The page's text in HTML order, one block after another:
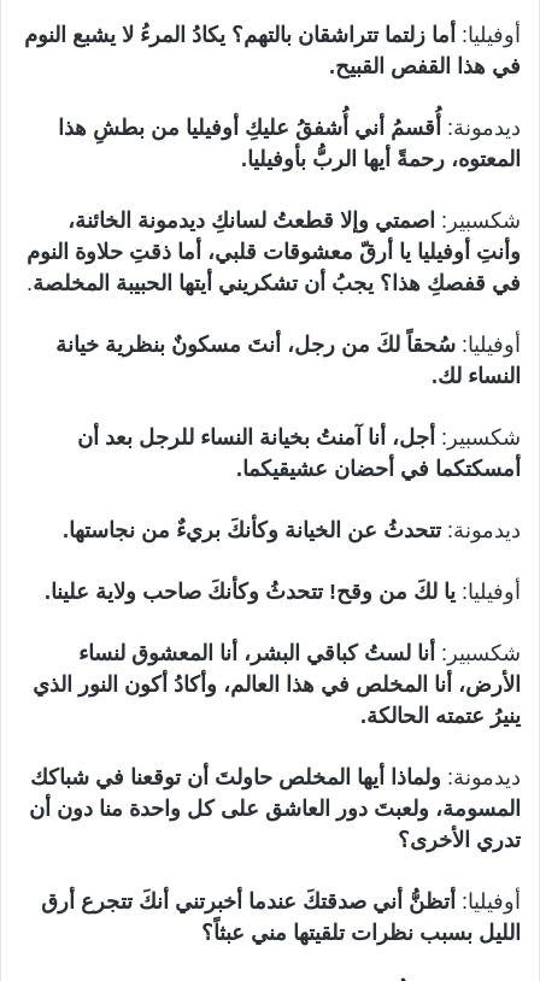
أوفيليا: أما زلتما تتراشقان بالتهم؟ يكادُ المرءُ لا يشبع النوم
في هذا القفص القبيح.
ديدمونة: أُقسمُ أني أُشفقُ عليكِ أوفيليا من بطشِ هذا
المعتوه، رحمةً أيها الربُّ بأوفيليا.
شكسبير: اصمتي وإلا قطعتُ لسانكِ ديدمونة الخائنة،
وأنتِ أوفيليا يا أرقّ معشوقات قلبي، أما ذقتِ حلاوة النوم
في قفصكِ هذا؟ يجبُ أن تشكريني أيتها الحبيبة المخلصة.
أوفيليا: سُحقاً لكَ من رجل، أنتَ مسكونٌ بنظرية خيانة
النساء لك.
شكسبير: أجل، أنا آمنتُ بخيانة النساء للرجل بعد أن
أمسكتكما في أحضان عشيقيكما.
ديدمونة: تتحدثُ عن الخيانة وكأنكَ بريءٌ من نجاستها.
أوفيليا: يا لكَ من وقح! تتحدثُ وكأنكَ صاحب ولاية علينا.
شكسبير: أنا لستُ كباقي البشر، أنا المعشوق لنساء
الأرض، أنا المخلص في هذا العالم، وأكادُ أكون النور الذي
ينيرُ عتمته الحالكة.
ديدمونة: ولماذا أيها المخلص حاولتَ أن توقعنا في شباكك
المسومة، ولعبتَ دور العاشق على كل واحدة منا دون أن
تدري الأخرى؟
أوفيليا: أتظنُّ أني صدقتكَ عندما أخبرتني أنكَ تتجرع أرق
الليل بسبب نظرات تلقيتها مني عبثاً؟